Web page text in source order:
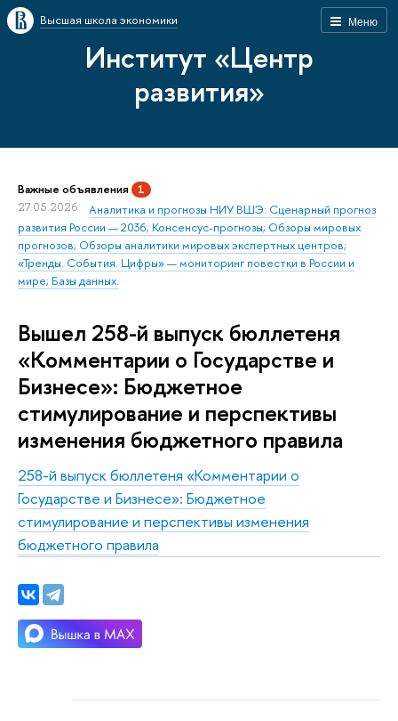
Меню
Высшая школа экономики
Институт «Центр
развития»
Важные объявления 1
27.05.2026
Аналитика и прогнозы НИУ ВШЭ: Сценарный прогноз
развития России — 2036; Консенсус-прогнозы; Обзоры мировых
прогнозов; Обзоры аналитики мировых экспертных центров;
«Тренды. События. Цифры» — мониторинг повестки в России и
мире; Базы данных.
Вышел 258-й выпуск бюллетеня
«Комментарии о Государстве и
Бизнесе»: Бюджетное
стимулирование и перспективы
изменения бюджетного правила
258-й выпуск бюллетеня «Комментарии о
Государстве и Бизнесе»: Бюджетное
стимулирование и перспективы изменения
бюджетного правила